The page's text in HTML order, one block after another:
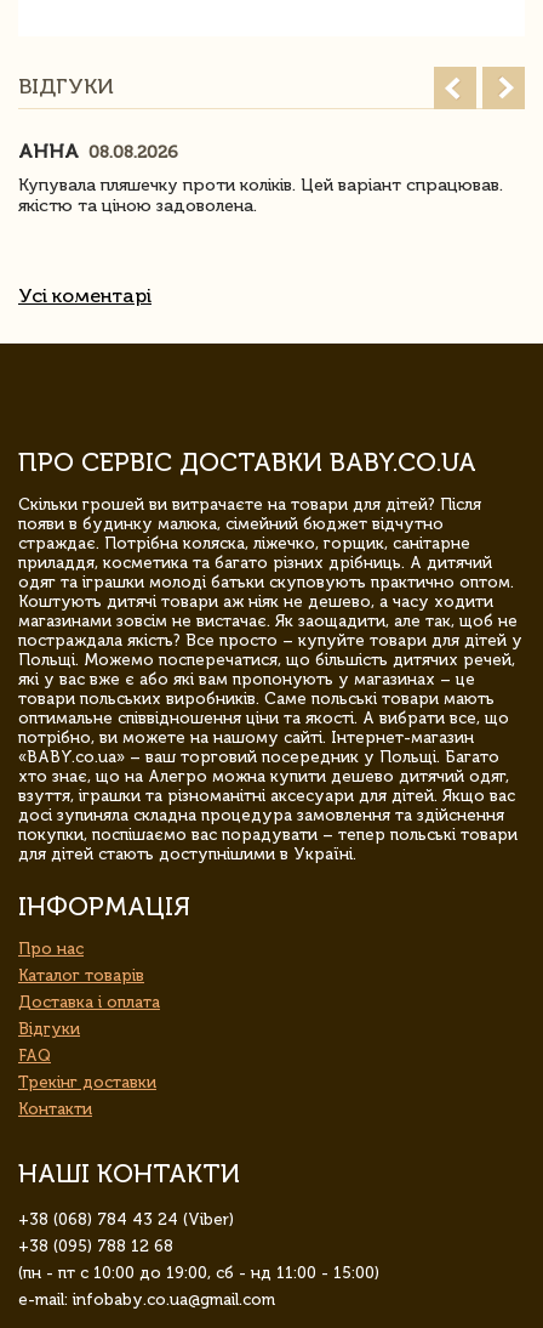
ВІДГУКИ
АННА 08.08.2026
Купувала пляшечку проти коліків. Цей варіант спрацював.
якістю та ціною задоволена.
Усі коментарі
ПРО СЕРВІС ДОСТАВКИ BABY.CO.UA
Скільки грошей ви витрачаєте на товари для дітей? Після
появи в будинку малюка, сімейний бюджет відчутно
страждає. Потрібна коляска, ліжечко, горщик, санітарне
приладдя, косметика та багато різних дрібниць. А дитячий
одяг та іграшки молоді батьки скуповують практично оптом.
Коштують дитячі товари аж ніяк не дешево, а часу ходити
магазинами зовсім не вистачає. Як заощадити, але так, щоб не
постраждала якість? Все просто – купуйте товари для дітей у
Польщі. Можемо посперечатися, що більшість дитячих речей,
які у вас вже є або які вам пропонують у магазинах – це
товари польських виробників. Саме польські товари мають
оптимальне співвідношення ціни та якості. А вибрати все, що
потрібно, ви можете на нашому сайті. Інтернет-магазин
«BABY.co.ua» – ваш торговий посередник у Польщі. Багато
хто знає, що на Алегро можна купити дешево дитячий одяг,
взуття, іграшки та різноманітні аксесуари для дітей. Якщо вас
досі зупиняла складна процедура замовлення та здійснення
покупки, поспішаємо вас порадувати – тепер польські товари
для дітей стають доступнішими в Україні.
ІНФОРМАЦІЯ
Про нас
Каталог товарів
Доставка і оплата
Відгуки
FAQ
Трекінг доставки
Контакти
НАШІ КОНТАКТИ
+38 (068) 784 43 24 (Viber)
+38 (095) 788 12 68
(пн - пт с 10:00 до 19:00, сб - нд 11:00 - 15:00)
e-mail: infobaby.co.ua@gmail.com